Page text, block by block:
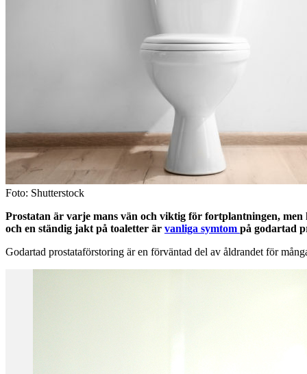
Foto: Shutterstock
Prostatan är varje mans vän och viktig för fortplantningen,
och en ständig jakt på toaletter är vanliga symtom på godartad
Godartad prostataförstoring är en förväntad del av åldrandet för